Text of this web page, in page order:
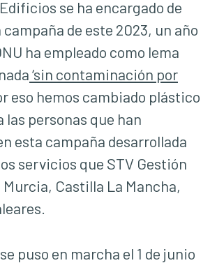
se ha encargado de
de este 2023, un año
ha empleado como lema
‘sin contaminación por
eso hemos cambiado plástico
las personas que han
esta campaña desarrollada
servicios que STV Gestión
Castilla La Mancha,
puso en marcha el 1 de junio